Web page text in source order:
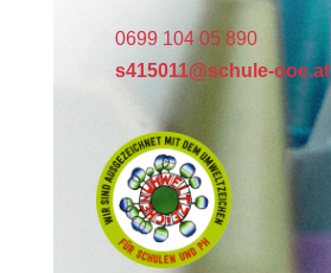
0699 104 05 890
s415011@schule-ooe.at